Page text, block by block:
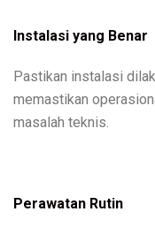
Instalasi yang Benar
Pastikan instalasi
memastikan
masalah teknis.
Perawatan Rutin